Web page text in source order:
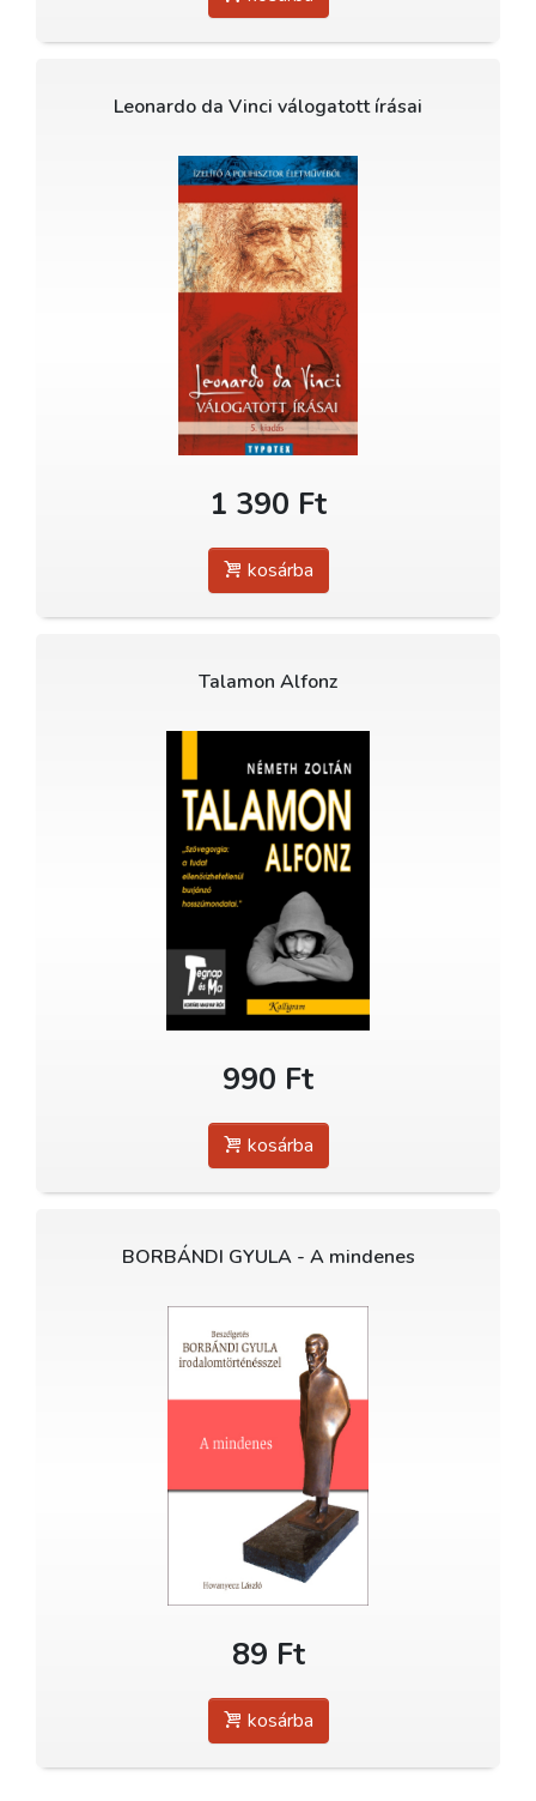
Leonardo da Vinci válogatott írásai
1 390 Ft
kosárba
Talamon Alfonz
990 Ft
kosárba
BORBÁNDI GYULA - A mindenes
89 Ft
kosárba